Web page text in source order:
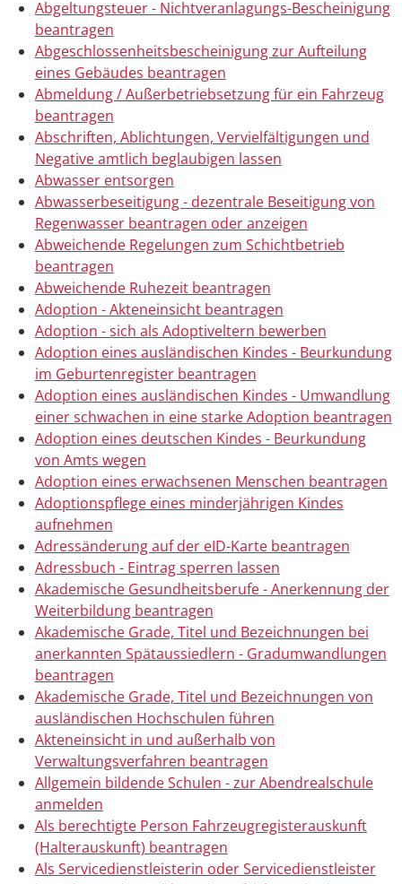
Abgeltungsteuer - Nichtveranlagungs-Bescheinigung
beantragen
Abgeschlossenheitsbescheinigung zur Aufteilung
eines Gebäudes beantragen
Abmeldung / Außerbetriebsetzung für ein Fahrzeug
beantragen
Abschriften, Ablichtungen, Vervielfältigungen und
Negative amtlich beglaubigen lassen
Abwasser entsorgen
Abwasserbeseitigung - dezentrale Beseitigung von
Regenwasser beantragen oder anzeigen
Abweichende Regelungen zum Schichtbetrieb
beantragen
Abweichende Ruhezeit beantragen
Adoption - Akteneinsicht beantragen
Adoption - sich als Adoptiveltern bewerben
Adoption eines ausländischen Kindes - Beurkundung
im Geburtenregister beantragen
Adoption eines ausländischen Kindes - Umwandlung
einer schwachen in eine starke Adoption beantragen
Adoption eines deutschen Kindes - Beurkundung
von Amts wegen
Adoption eines erwachsenen Menschen beantragen
Adoptionspflege eines minderjährigen Kindes
aufnehmen
Adressänderung auf der eID-Karte beantragen
Adressbuch - Eintrag sperren lassen
Akademische Gesundheitsberufe - Anerkennung der
Weiterbildung beantragen
Akademische Grade, Titel und Bezeichnungen bei
anerkannten Spätaussiedlern - Gradumwandlungen
beantragen
Akademische Grade, Titel und Bezeichnungen von
ausländischen Hochschulen führen
Akteneinsicht in und außerhalb von
Verwaltungsverfahren beantragen
Allgemein bildende Schulen - zur Abendrealschule
anmelden
Als berechtigte Person Fahrzeugregisterauskunft
(Halterauskunft) beantragen
Als Servicedienstleisterin oder Servicedienstleister